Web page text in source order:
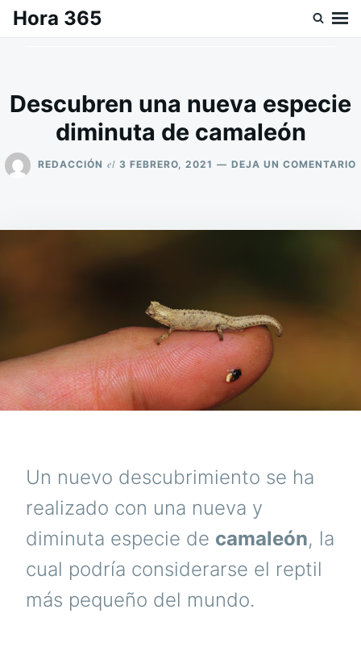
SaltarBuscar:
Hora 365
Descubren una nueva especie
diminuta de camaleón
REDACCIÓN el 3 FEBRERO, 2021 DEJA UN COMENTARIO
Un nuevo descubrimiento se ha
realizado con una nueva y
diminuta especie de camaleón, la
cual podría considerarse el reptil
más pequeño del mundo.